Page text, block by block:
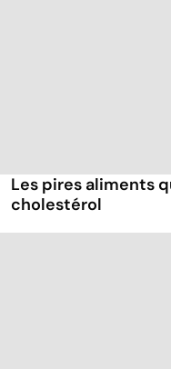
Les pires aliments
cholestérol